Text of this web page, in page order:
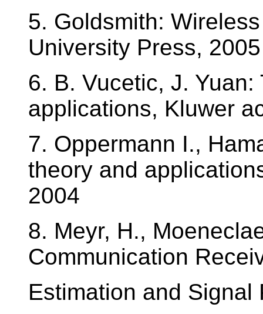
5. Goldsmith:
University Press, 2005
6. B. Vucetic, J.
applications, Kluwer
7. Oppermann I.,
theory and
2004
8. Meyr, H.,
Communication
Estimation and